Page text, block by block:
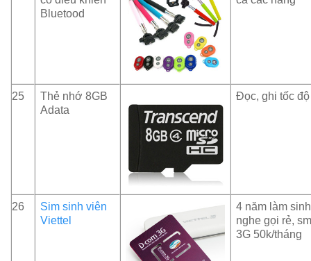
Bluetood
25
Thẻ nhớ 8GB
Adata
Đọc, ghi tốc
26
Sim sinh viên
Viettel
4 năm làm
nghe gọi rẻ,
3G 50k/tháng